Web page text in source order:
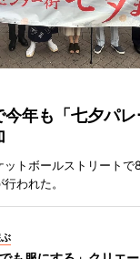
今年も「七夕パ
トボールストリートで
われた。